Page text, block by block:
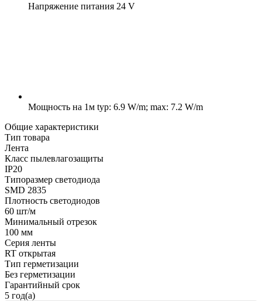
Напряжение питания 24 V
Мощность на 1м typ: 6.9 W/m; max: 7.2 W/m
Общие характеристики
Тип товара
Лента
Класс пылевлагозащиты
IP20
Типоразмер светодиода
SMD 2835
Плотность светодиодов
60 шт/м
Минимальный отрезок
100 мм
Серия ленты
RT открытая
Тип герметизации
Без герметизации
Гарантийный срок
5 год(а)